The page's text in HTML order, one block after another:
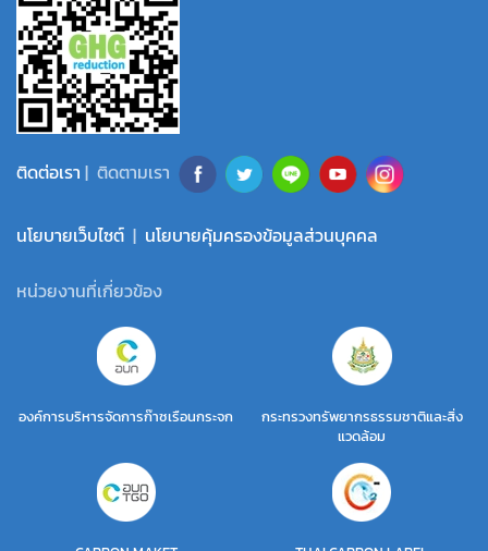
ติดต่อเรา | ติดตามเรา
นโยบายเว็บไซต์ | นโยบายคุ้มครองข้อมูลส่วนบุคคล
หน่วยงานที่เกี่ยวข้อง
องค์การบริหารจัดการก๊าซเรือนกระจก
กระทรวงทรัพยากรธรรมชาติและสิ่ง
แวดล้อม